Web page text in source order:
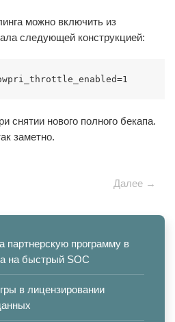
можно включить из
следующей конструкцией:
снятии нового полного бекапа.
заметно.
Далее →
партнерскую программу в
на быстрый SOC
в лицензировании